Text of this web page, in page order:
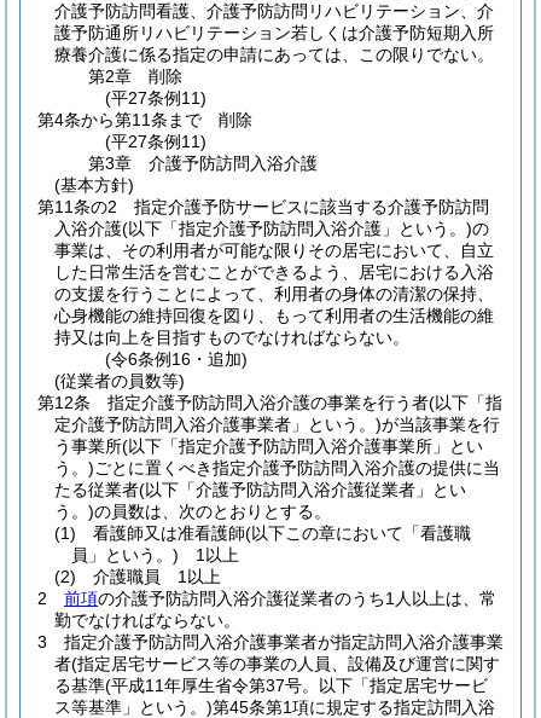
介護予防訪問看護、介護予防訪問リハビリテーション、介
護予防通所リハビリテーション若しくは介護予防短期入所
療養介護に係る指定の申請にあっては、この限りでない。
第2章
削除
(平27条例11)
第4条から第11条まで
削除
(平27条例11)
第3章
介護予防訪問入浴介護
(基本方針)
第11条の2
指定介護予防サービスに該当する介護予防訪問
入浴介護(以下「指定介護予防訪問入浴介護」という。)の
事業は、その利用者が可能な限りその居宅において、自立
した日常生活を営むことができるよう、居宅における入浴
の支援を行うことによって、利用者の身体の清潔の保持、
心身機能の維持回復を図り、もって利用者の生活機能の維
持又は向上を目指すものでなければならない。
(令6条例16・追加)
(従業者の員数等)
第12条
指定介護予防訪問入浴介護の事業を行う者(以下「指
定介護予防訪問入浴介護事業者」という。)が当該事業を行
う事業所(以下「指定介護予防訪問入浴介護事業所」とい
う。)ごとに置くべき指定介護予防訪問入浴介護の提供に当
たる従業者(以下「介護予防訪問入浴介護従業者」とい
う。)の員数は、次のとおりとする。
(1)
看護師又は准看護師(以下この章において「看護職
員」という。) 1以上
(2)
介護職員 1以上
2
前項の介護予防訪問入浴介護従業者のうち1人以上は、常
勤でなければならない。
3
指定介護予防訪問入浴介護事業者が指定訪問入浴介護事業
者(指定居宅サービス等の事業の人員、設備及び運営に関す
る基準(平成11年厚生省令第37号。以下「指定居宅サービ
ス等基準」という。)第45条第1項に規定する指定訪問入浴